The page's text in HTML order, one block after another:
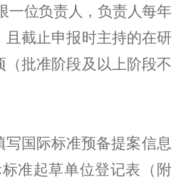
一位负责人，负责人每年
且截止申报时主持的在研
（批准阶段及以上阶段不
写国际标准预备提案信息
准起草单位登记表（附